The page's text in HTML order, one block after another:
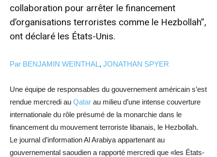
collaboration pour arrêter le financement
d’organisations terroristes comme le Hezbollah”,
ont déclaré les États-Unis.
Par BENJAMIN WEINTHAL, JONATHAN SPYER
Une équipe de responsables du gouvernement américain s’est
rendue mercredi au Qatar au milieu d’une intense couverture
internationale du rôle présumé de la monarchie dans le
financement du mouvement terroriste libanais, le Hezbollah.
Le journal d’information Al Arabiya appartenant au
gouvernemental saoudien a rapporté mercredi que «les États-